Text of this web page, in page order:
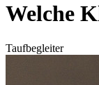
Welche
Taufbegleiter